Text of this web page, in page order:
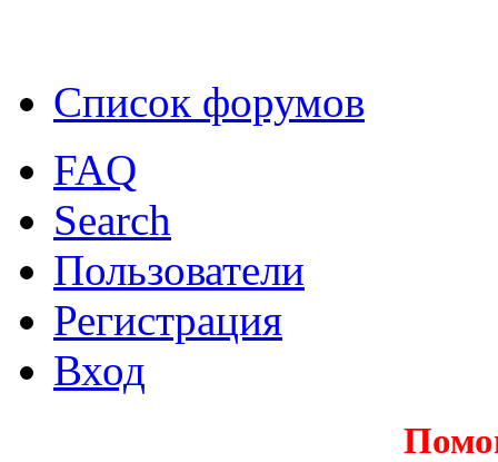
Список форумов
FAQ
Search
Пользователи
Регистрация
Вход